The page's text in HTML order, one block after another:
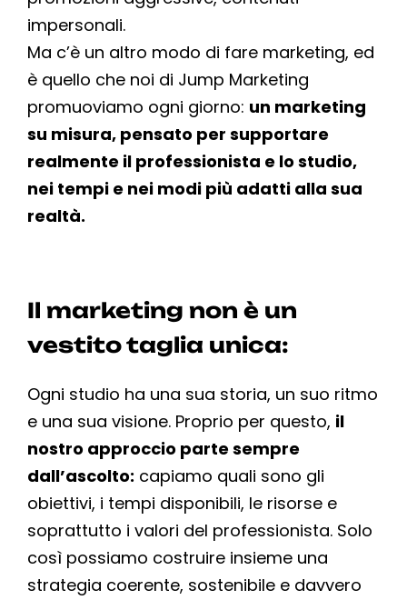
impersonali.
Ma c’è un altro modo di fare marketing, ed
è quello che noi di Jump Marketing
promuoviamo ogni giorno: un marketing
su misura, pensato per supportare
realmente il professionista e lo studio,
nei tempi e nei modi più adatti alla sua
realtà.
Il marketing non è un
vestito taglia unica:
Ogni studio ha una sua storia, un suo ritmo
e una sua visione. Proprio per questo, il
nostro approccio parte sempre
dall’ascolto: capiamo quali sono gli
obiettivi, i tempi disponibili, le risorse e
soprattutto i valori del professionista. Solo
così possiamo costruire insieme una
strategia coerente, sostenibile e davvero